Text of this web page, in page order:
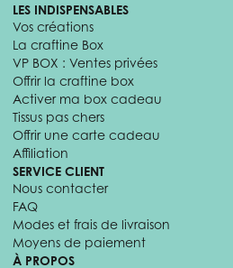
LES INDISPENSABLES
Vos créations
La craftine Box
VP BOX : Ventes privées
Offrir la craftine box
Activer ma box cadeau
Tissus pas chers
Offrir une carte cadeau
Affiliation
SERVICE CLIENT
Nous contacter
FAQ
Modes et frais de livraison
Moyens de paiement
À PROPOS